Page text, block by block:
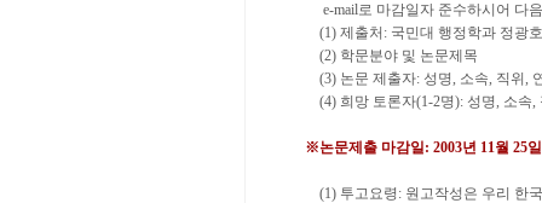
e-mail로 마감일자 준수하시어 다
(1) 제출처: 국민대 행정학과 정광
(2) 학문분야 및 논문제목
(3) 논문 제출자: 성명, 소속, 직위,
(4) 희망 토론자(1-2명): 성명, 소속,
※논문제출 마감일: 2003년 11월 25
(1) 투고요령: 원고작성은 우리 한